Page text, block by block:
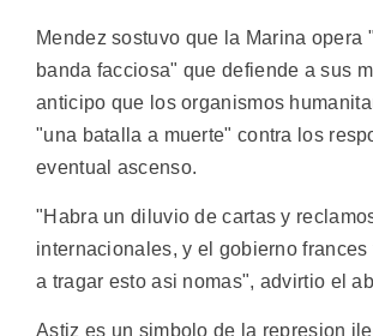
Mendez sostuvo que la Marina opera
banda facciosa" que defiende a sus
anticipo que los organismos
"una batalla a muerte" contra los
eventual ascenso.
"Habra un diluvio de cartas y
internacionales, y el gobierno frances
a tragar esto asi nomas", advirtio el
Astiz es un simbolo de la represion